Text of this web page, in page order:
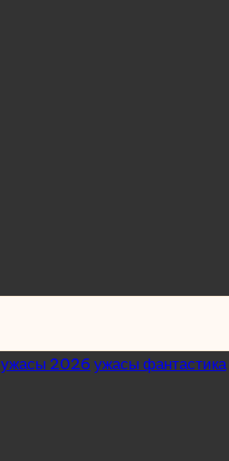
ужасы 2026 ужасы фантастика